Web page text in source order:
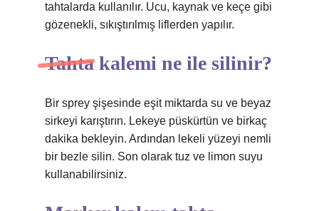
tahtalarda kullanılır. Ucu, kaynak ve keçe gibi
gözenekli, sıkıştırılmış liflerden yapılır.
Tahta kalemi ne ile silinir?
Bir sprey şişesinde eşit miktarda su ve beyaz
sirkeyi karıştırın. Lekeye püskürtün ve birkaç
dakika bekleyin. Ardından lekeli yüzeyi nemli
bir bezle silin. Son olarak tuz ve limon suyu
kullanabilirsiniz.